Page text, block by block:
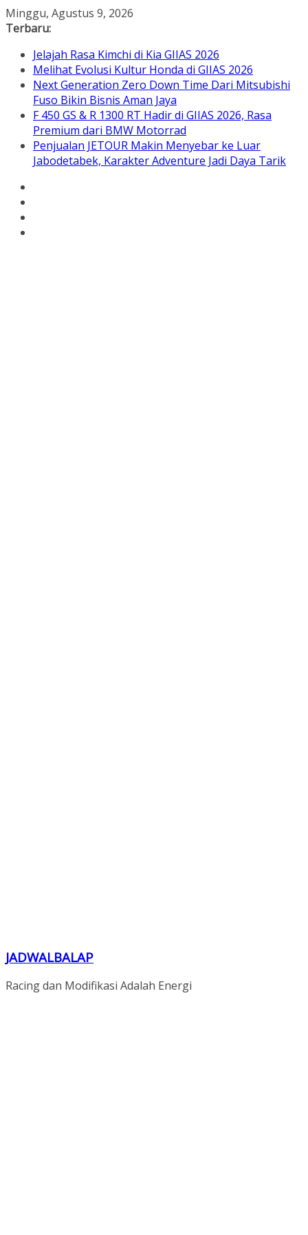
Skip
to
Minggu, Agustus 9, 2026
Terbaru:
Jelajah Rasa Kimchi di Kia GIIAS 2026
Melihat Evolusi Kultur Honda di GIIAS 2026
Next Generation Zero Down Time Dari Mitsubishi
Fuso Bikin Bisnis Aman Jaya
F 450 GS & R 1300 RT Hadir di GIIAS 2026, Rasa
Premium dari BMW Motorrad
Penjualan JETOUR Makin Menyebar ke Luar
Jabodetabek, Karakter Adventure Jadi Daya Tarik
JADWALBALAP
Racing dan Modifikasi Adalah Energi